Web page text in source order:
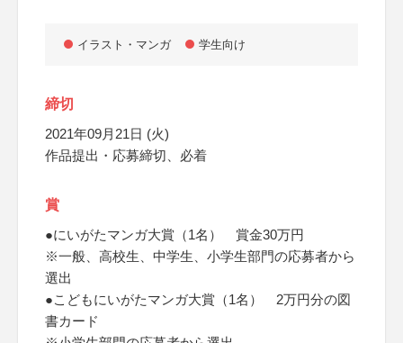
イラスト・マンガ 学生向け
締切
2021年09月21日 (火)
作品提出・応募締切、必着
賞
●にいがたマンガ大賞（1名） 賞金30万円
※一般、高校生、中学生、小学生部門の応募者から
選出
●こどもにいがたマンガ大賞（1名） 2万円分の図
書カード